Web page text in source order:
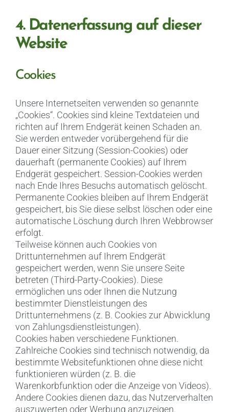
4. Datenerfassung auf dieser
Website
Cookies
Unsere Internetseiten verwenden so genannte
„Cookies“. Cookies sind kleine Textdateien und
richten auf Ihrem Endgerät keinen Schaden an.
Sie werden entweder vorübergehend für die
Dauer einer Sitzung (Session-Cookies) oder
dauerhaft (permanente Cookies) auf Ihrem
Endgerät gespeichert. Session-Cookies werden
nach Ende Ihres Besuchs automatisch gelöscht.
Permanente Cookies bleiben auf Ihrem Endgerät
gespeichert, bis Sie diese selbst löschen oder eine
automatische Löschung durch Ihren Webbrowser
erfolgt.
Teilweise können auch Cookies von
Drittunternehmen auf Ihrem Endgerät
gespeichert werden, wenn Sie unsere Seite
betreten (Third-Party-Cookies). Diese
ermöglichen uns oder Ihnen die Nutzung
bestimmter Dienstleistungen des
Drittunternehmens (z. B. Cookies zur Abwicklung
von Zahlungsdienstleistungen).
Cookies haben verschiedene Funktionen.
Zahlreiche Cookies sind technisch notwendig, da
bestimmte Websitefunktionen ohne diese nicht
funktionieren würden (z. B. die
Warenkorbfunktion oder die Anzeige von Videos).
Andere Cookies dienen dazu, das Nutzerverhalten
auszuwerten oder Werbung anzuzeigen.